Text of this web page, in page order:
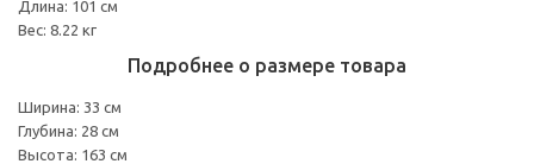
Длина: 101 см
Вес: 8.22 кг
Подробнее о размере товара
Ширина: 33 см
Глубина: 28 см
Высота: 163 см